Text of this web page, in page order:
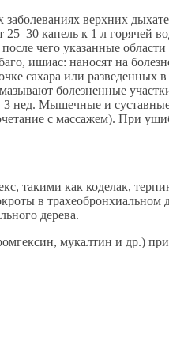
верхних
25–30 капель к 1 л
чего указанные
ишиас: наносят на
сахара или
болезненные
нед. Мышечные и
с массажем). При
такими как коделак,
в трахеобронхиальном
дерева.
мукалтин и др.)